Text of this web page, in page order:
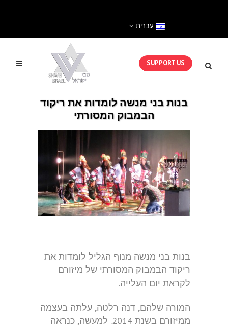
עברית
SUPPORT US
בנות בני מנשה לומדות את ריקוד
הבמבוק המסורתי
בנות בני מנשה מנוף הגליל לומדות את
ריקוד הבמבוק המסורתי של מיזורם
לקראת יום העלייה.
המורה שלהם, דנה רלטה, עלתה בעצמה
ממיזורם בשנת 2014. למעשה, כנראה